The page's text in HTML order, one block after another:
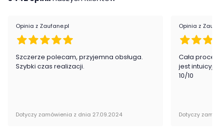
Cechy charakterystycze
Wykonanie
Opinia z Zaufane.pl
Szczerze polecam, przyjemna obsługa.
Szybki czas realizacji.
Dotyczy zamówienia z dnia 27.09.2024
Opinia z
Cała
jest
10/10
Dotyczy